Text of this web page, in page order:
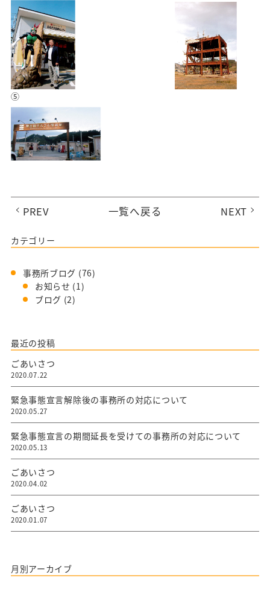
⑤
PREV 一覧へ戻る NEXT
カテゴリー
事務所ブログ (76)
お知らせ (1)
ブログ (2)
最近の投稿
ごあいさつ
2020.07.22
緊急事態宣言解除後の事務所の対応について
2020.05.27
緊急事態宣言の期間延長を受けての事務所の対応について
2020.05.13
ごあいさつ
2020.04.02
ごあいさつ
2020.01.07
月別アーカイブ